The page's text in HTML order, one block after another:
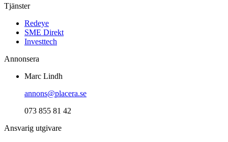
Tjänster
Redeye
SME Direkt
Investtech
Annonsera
Marc Lindh
annons@placera.se
073 855 81 42
Ansvarig utgivare